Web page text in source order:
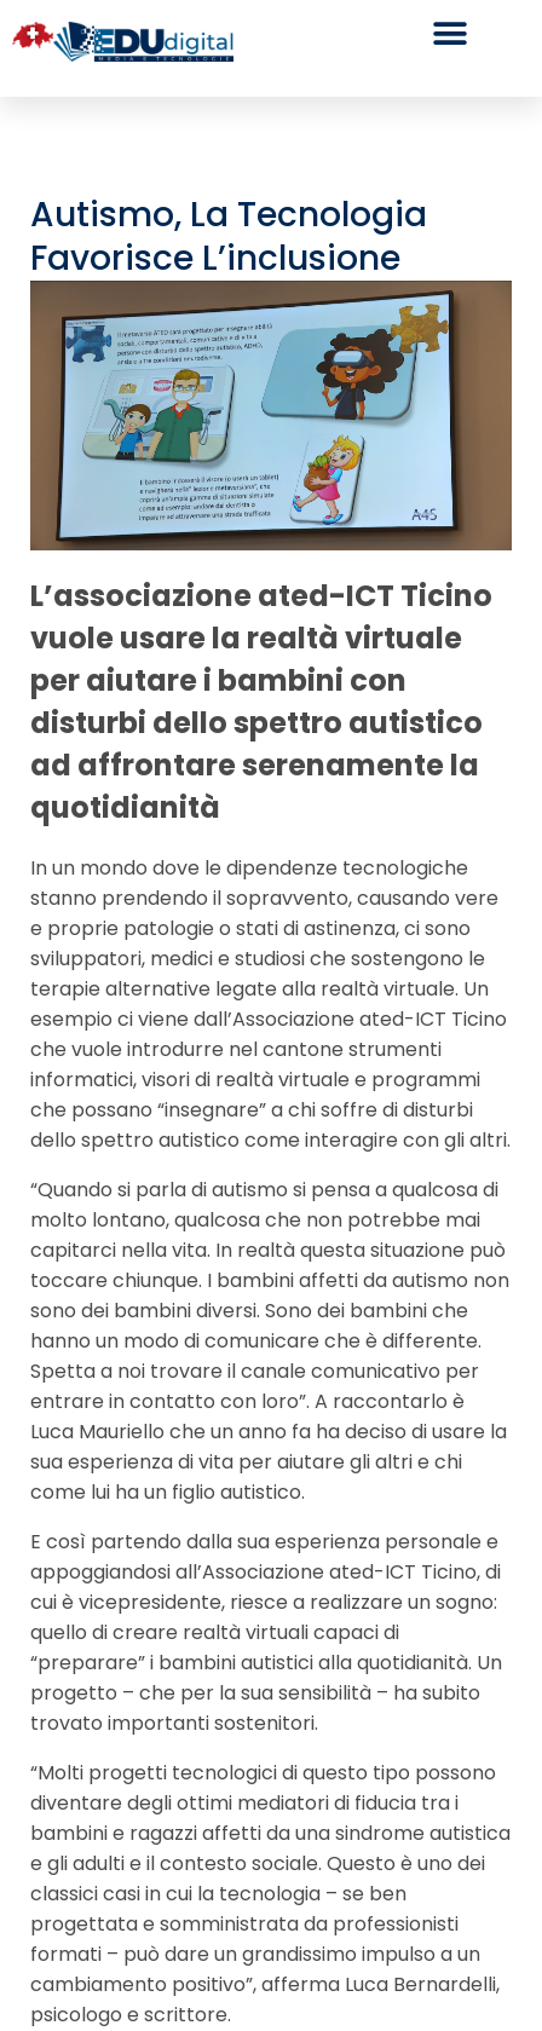
Autismo, La Tecnologia
Favorisce L’inclusione
L’associazione ated-ICT Ticino
vuole usare la realtà virtuale
per aiutare i bambini con
disturbi dello spettro autistico
ad affrontare serenamente la
quotidianità
In un mondo dove le dipendenze tecnologiche
stanno prendendo il sopravvento, causando vere
e proprie patologie o stati di astinenza, ci sono
sviluppatori, medici e studiosi che sostengono le
terapie alternative legate alla realtà virtuale. Un
esempio ci viene dall’Associazione ated-ICT Ticino
che vuole introdurre nel cantone strumenti
informatici, visori di realtà virtuale e programmi
che possano “insegnare” a chi soffre di disturbi
dello spettro autistico come interagire con gli altri.
“Quando si parla di autismo si pensa a qualcosa di
molto lontano, qualcosa che non potrebbe mai
capitarci nella vita. In realtà questa situazione può
toccare chiunque. I bambini affetti da autismo non
sono dei bambini diversi. Sono dei bambini che
hanno un modo di comunicare che è differente.
Spetta a noi trovare il canale comunicativo per
entrare in contatto con loro”. A raccontarlo è
Luca Mauriello che un anno fa ha deciso di usare la
sua esperienza di vita per aiutare gli altri e chi
come lui ha un figlio autistico.
E così partendo dalla sua esperienza personale e
appoggiandosi all’Associazione ated-ICT Ticino, di
cui è vicepresidente, riesce a realizzare un sogno:
quello di creare realtà virtuali capaci di
“preparare” i bambini autistici alla quotidianità. Un
progetto – che per la sua sensibilità – ha subito
trovato importanti sostenitori.
“Molti progetti tecnologici di questo tipo possono
diventare degli ottimi mediatori di fiducia tra i
bambini e ragazzi affetti da una sindrome autistica
e gli adulti e il contesto sociale. Questo è uno dei
classici casi in cui la tecnologia – se ben
progettata e somministrata da professionisti
formati – può dare un grandissimo impulso a un
cambiamento positivo”, afferma Luca Bernardelli,
psicologo e scrittore.